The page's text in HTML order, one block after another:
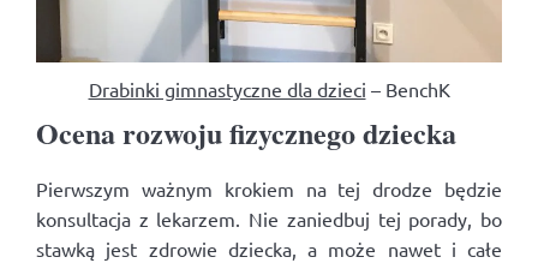
Drabinki gimnastyczne dla dzieci – BenchK
Ocena rozwoju fizycznego dziecka
Pierwszym ważnym krokiem na tej drodze będzie
konsultacja z lekarzem. Nie zaniedbuj tej porady, bo
stawką jest zdrowie dziecka, a może nawet i całe